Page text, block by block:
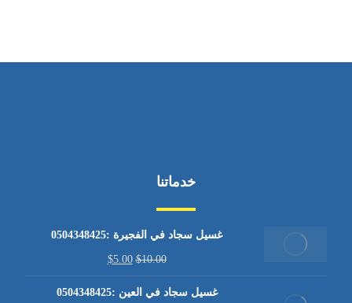
خدماتنا
غسيل سجاد في الفجيرة :0504348425
$10.00
$5.00
غسيل سجاد في العين :0504348425